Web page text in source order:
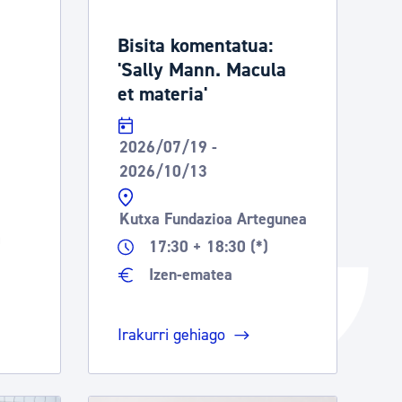
Tramitaziorako laguntza
Bisita komentatua:
'Sally Mann. Macula
et materia'
2026/07/19 -
2026/10/13
Kutxa Fundazioa Artegunea
17:30 + 18:30 (*)
Izen-ematea
Irakurri gehiago